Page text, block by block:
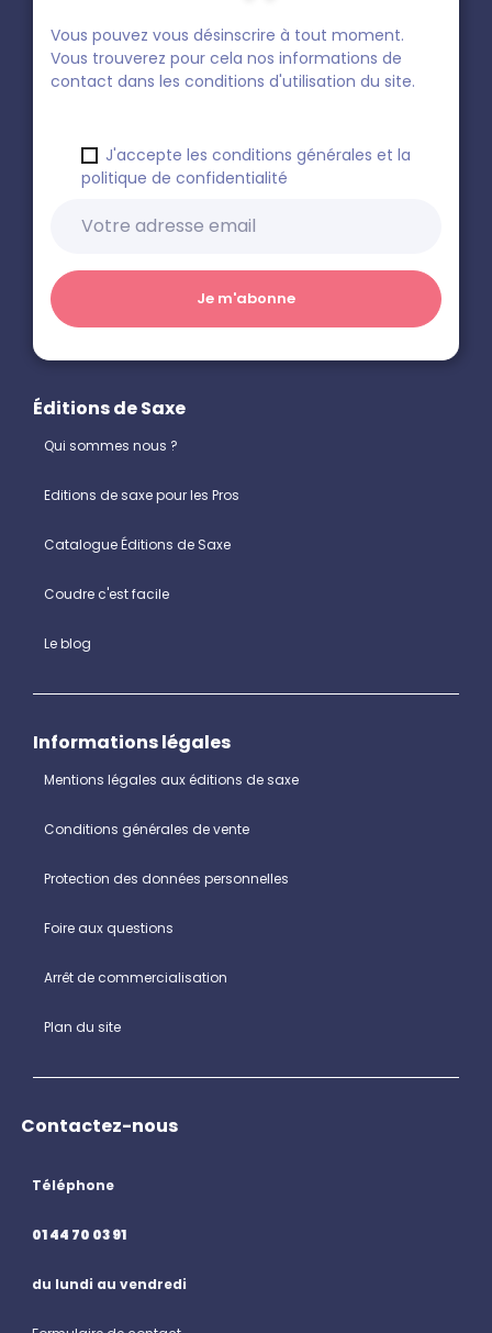
Vous pouvez vous désinscrire à tout moment.
Vous trouverez pour cela nos informations de
contact dans les conditions d'utilisation du site.
J'accepte les conditions générales et la
politique de confidentialité
Éditions de Saxe
Qui sommes nous ?
Editions de saxe pour les Pros
Catalogue Éditions de Saxe
Coudre c'est facile
Le blog
Informations légales
Mentions légales aux éditions de saxe
Conditions générales de vente
Protection des données personnelles
Foire aux questions
Arrêt de commercialisation
Plan du site
Contactez-nous
Téléphone
01 44 70 03 91
du lundi au vendredi